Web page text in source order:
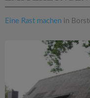
Eine Rast machen in